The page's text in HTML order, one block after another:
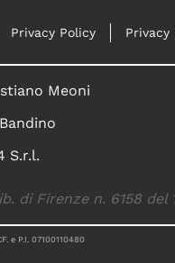
Privacy Policy Privacy
Meoni
S.r.l.
di Firenze n. 6158 del
e P.I. 07100110480